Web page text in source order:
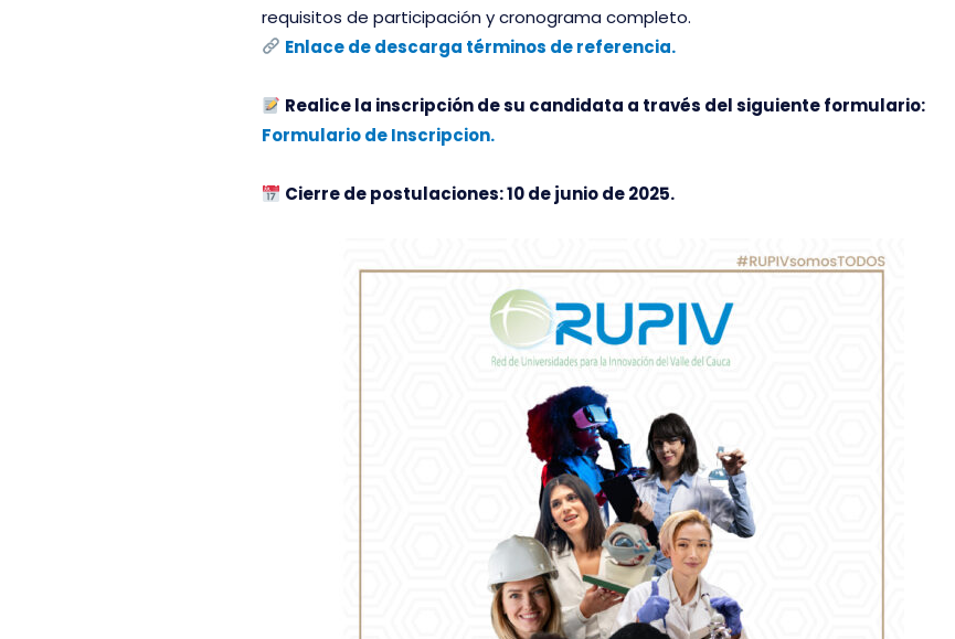
requisitos de participación y cronograma completo.
Enlace de descarga términos de referencia.
Realice la inscripción de su candidata a través del siguiente formulario:
Formulario de Inscripcion.
Cierre de postulaciones: 10 de junio de 2025.